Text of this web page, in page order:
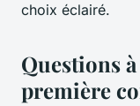
choix éclairé.
Questions
première